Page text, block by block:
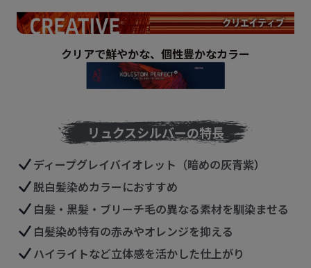
クリアで鮮やかな、個性豊かなカラー
リュクスシルバーの特長
ディープグレイバイオレット（暗めの灰青紫）
脱白髪染めカラーにおすすめ
白髪・黒髪・ブリーチ毛の異なる素材を馴染ませる
白髪染め特有の赤みやオレンジを抑える
ハイライトなど立体感を活かした仕上がり